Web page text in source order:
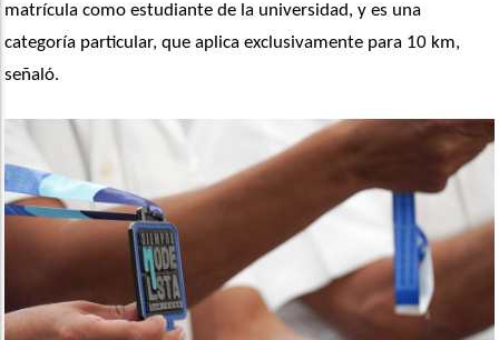
matrícula como estudiante de la universidad, y es una
categoría particular, que aplica exclusivamente para 10 km,
señaló.